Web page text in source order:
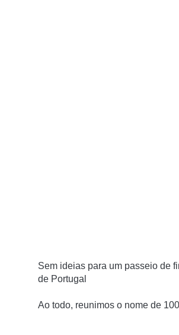
Sem ideias para um passeio de
de Portugal
Ao todo, reunimos o nome de